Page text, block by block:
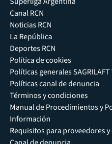
Canal RCN
Noticias RCN
La República
Deportes RCN
Política de cookies
Políticas generales
Políticas canal de denuncia
Términos y condiciones
Manual de Procedimientos y
Información
Requisitos para proveedores y